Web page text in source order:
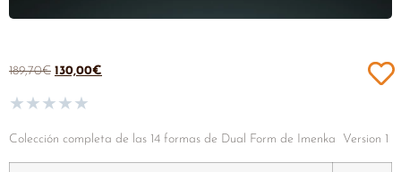
189,70€ 130,00€
★★★★★
Colección completa de las 14 formas de Dual Form de Imenka Version 1